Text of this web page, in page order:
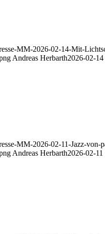
MM-2026-02-14-Mit-
Andreas Herbarth2026-02-
MM-2026-02-11-Jazz-von-
Andreas Herbarth2026-02-